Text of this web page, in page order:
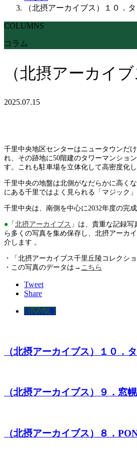
（北摂アーカイブス）１０．
COLUMNS
コラム
（北摂アーカイ
2025.07.15
千里中央地区センターはニュータウンだ
れ、その跡地に50階建のタワーマンショ
す。これも駐車場を立体化して高密度化
千里中央の地盤は北側がなだらかに高く
にある千里ではよく見られる「マジック」
千里中央は、南側を中心に2032年度の完
● 「 北摂アーカイブス 」は、貴重な記録
ら多くの写真を集め保存し、北摂アーカ
介します 。
・「北摂アーカイブス千里丘陵コレクシ
・この写真のデータは→ こちら
Tweet
Share
前の記事
（北摂アーカイブス）１０．
（北摂アーカイブス）９．窓
（北摂アーカイブス）８．